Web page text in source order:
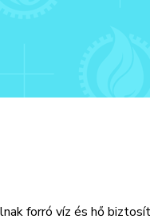
forró víz és hő